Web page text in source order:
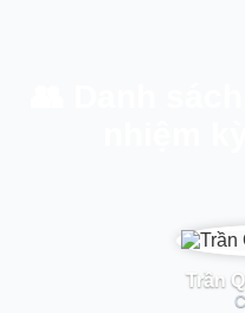
Trần